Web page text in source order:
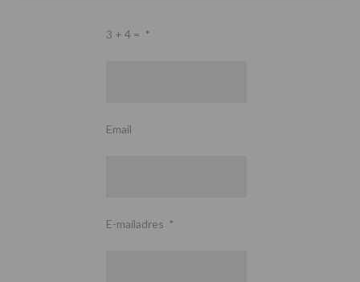
3 + 4 = *
Email
E-mailadres *